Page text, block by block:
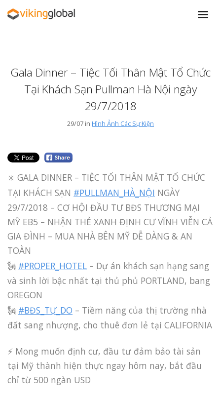
Gala Dinner – Tiệc Tối Thân Mật Tổ Chức
Tại Khách Sạn Pullman Hà Nội ngày
29/7/2018
29/07 in Hình Ảnh Các Sự Kiện
✳️ GALA DINNER – TIỆC TỐI THÂN MẬT TỔ CHỨC
TẠI KHÁCH SẠN #PULLMAN_HÀ_NỘI NGÀY
29/7/2018 – CƠ HỘI ĐẦU TƯ BĐS THƯƠNG MẠI
MỸ EB5 – NHẬN THẺ XANH ĐỊNH CƯ VĨNH VIỄN CẢ
GIA ĐÌNH – MUA NHÀ BÊN MỸ DỄ DÀNG & AN
TOÀN
🗽 #PROPER_HOTEL – Dự án khách sạn hạng sang
và sinh lời bậc nhất tại thủ phủ PORTLAND, bang
OREGON
🗽 #BĐS_TỰ_DO – Tiềm năng của thị trường nhà
đất sang nhượng, cho thuê đơn lẻ tại CALIFORNIA
⚡️ Mong muốn định cư, đầu tư đảm bảo tài sản
tại Mỹ thành hiện thực ngay hôm nay, bắt đầu
chỉ từ 500 ngàn USD